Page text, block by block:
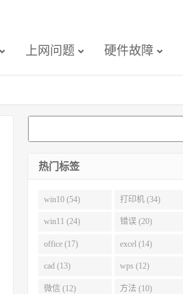
上网问题 硬件故障
热门标签
win10 (54) 打印机 (34)
win11 (24) 错误 (20)
office (17) excel (14)
cad (13) wps (12)
微信 (12) 方法 (10)